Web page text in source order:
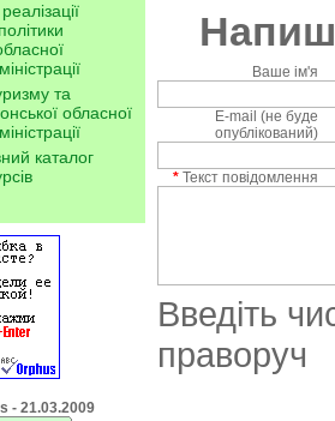
та
обласної
каталог
- 21.03.2009
Ваше ім'я
E-mail (не буде
опублікований)
* Текст повідомлення
Введіть
праворуч